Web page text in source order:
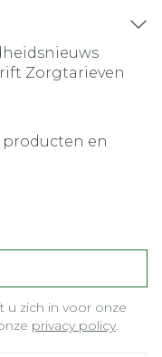
Zorgtarieven
en
u zich in voor onze
privacy policy.